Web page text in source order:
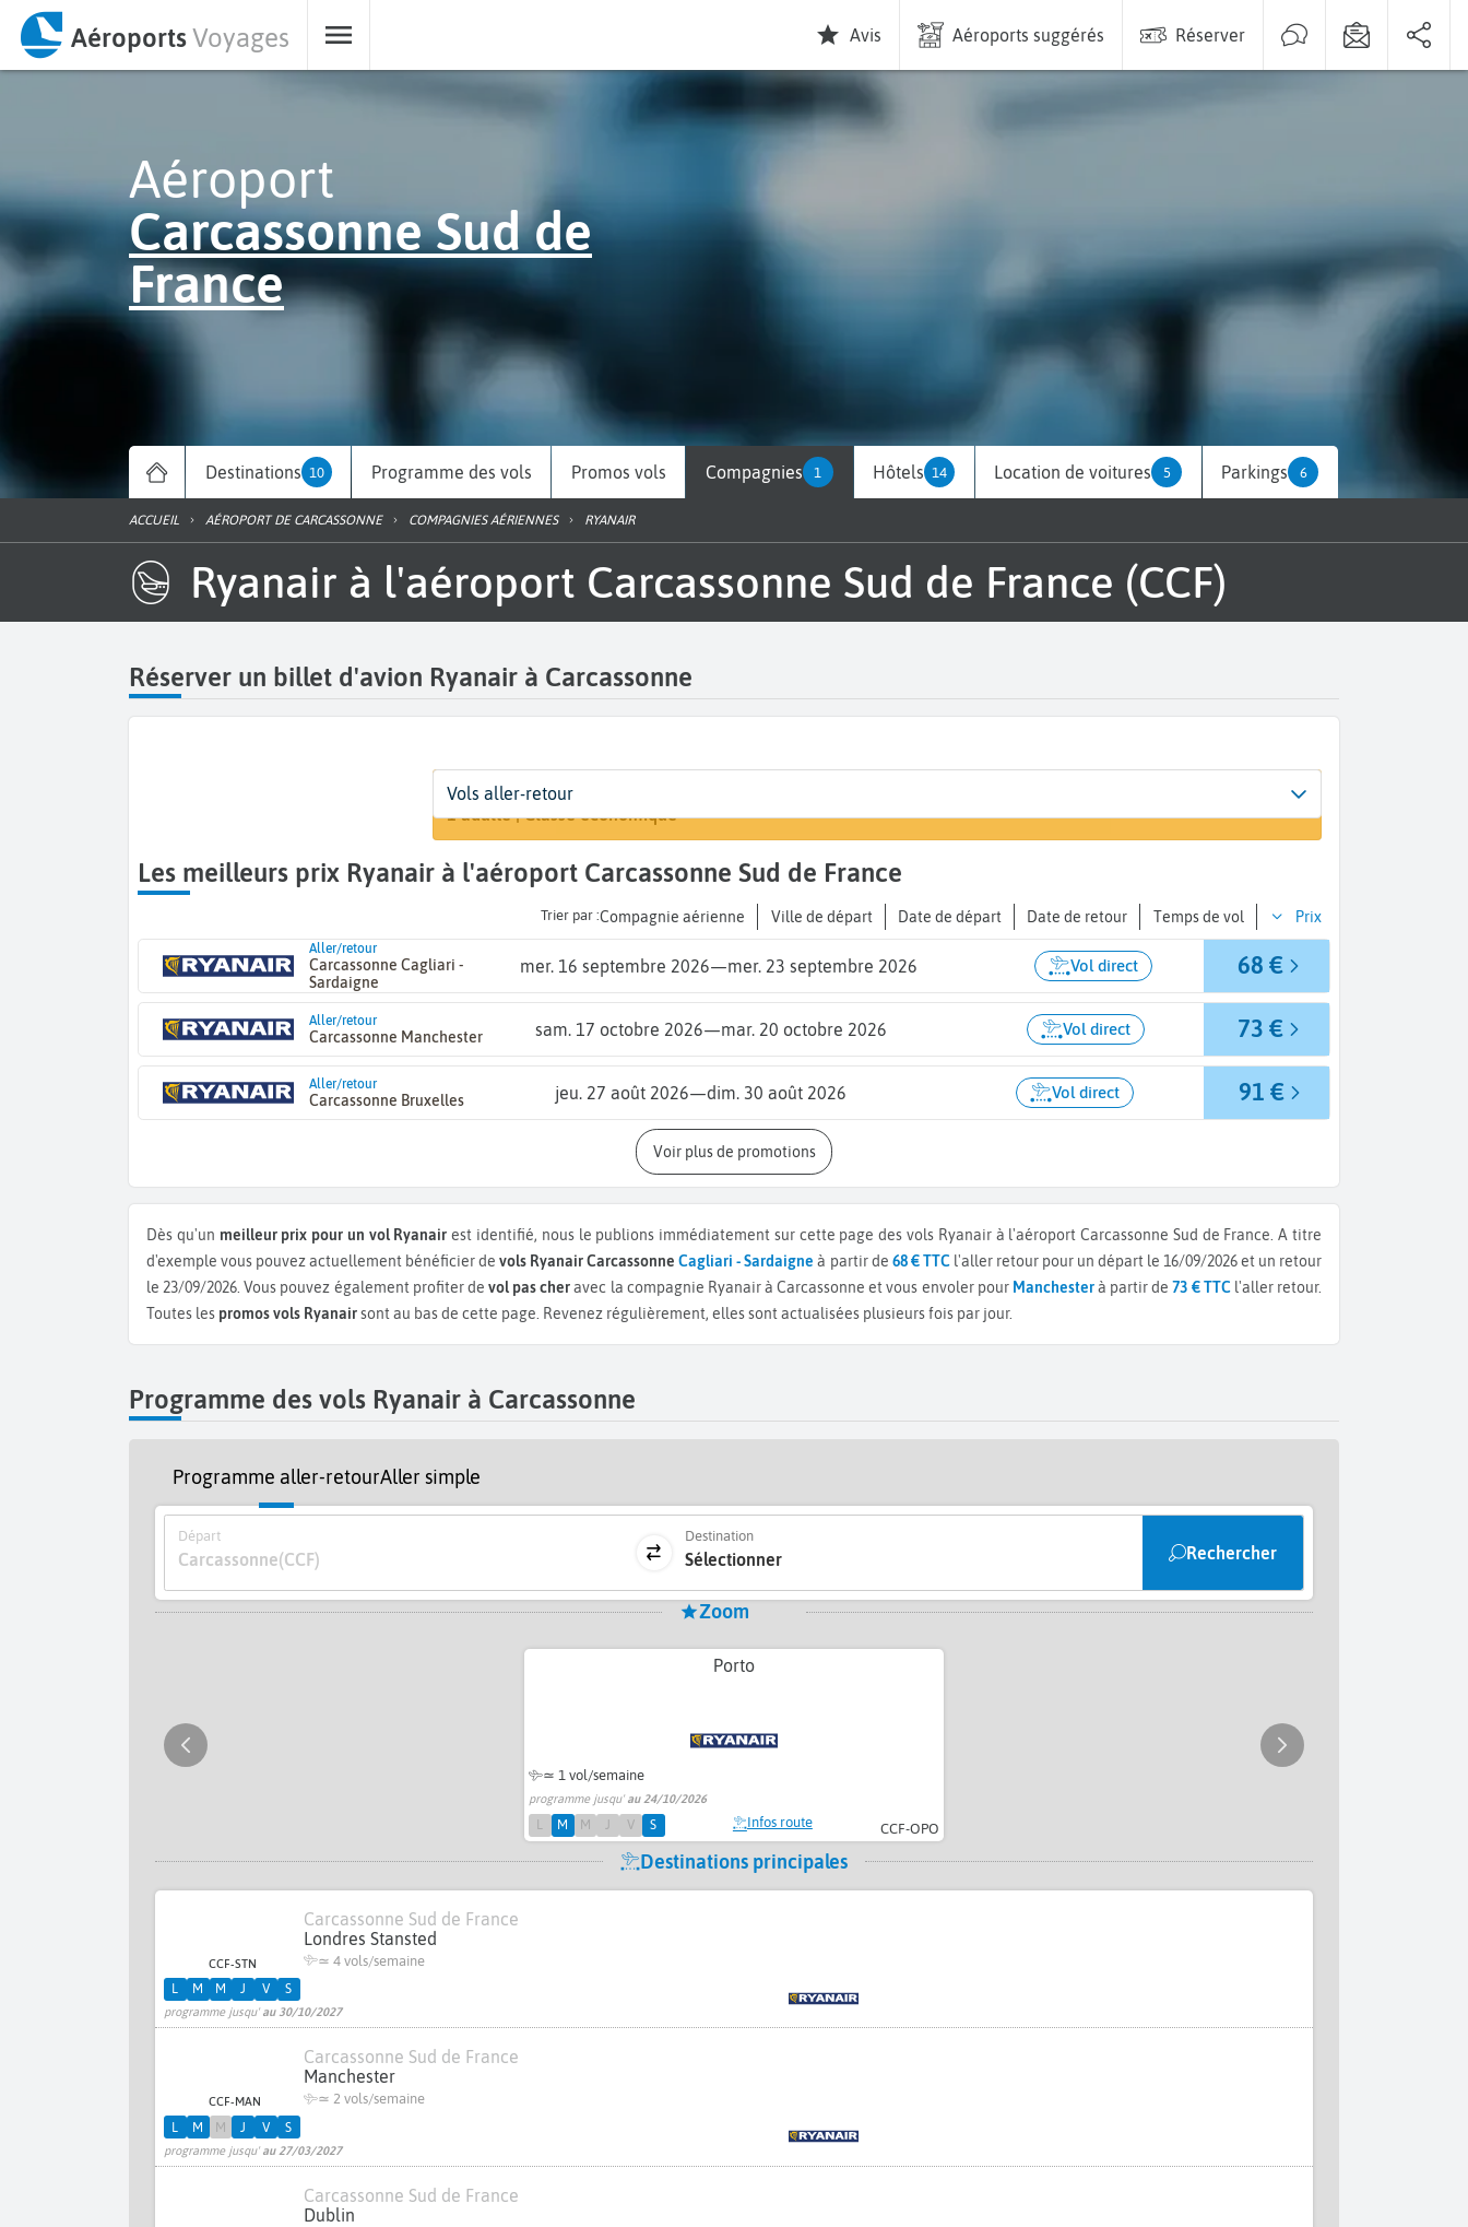
AéroportsVoyages Avis Aéroports suggérés Réserver
Aéroport
Carcassonne Sud de
France
Destinations 10 Programme des vols Promos vols Compagnies 1 Hôtels 14 Location de voitures 5 Parkings 6
ACCUEIL AÉROPORT DE CARCASSONNE COMPAGNIES AÉRIENNES RYANAIR
Ryanair à l'aéroport Carcassonne Sud de France (CCF)
Réserver un billet d'avion Ryanair à Carcassonne
Départ
Carcassonne Sud de France (CCF) A...
Dates
Dates de votre voyage
Voyageurs | Classe
1 adulte | Classe économique
Vols aller-retour
Les meilleurs prix Ryanair à l'aéroport Carcassonne Sud de France
Trier par : Compagnie aérienne Ville de départ Date de départ Date de retour Temps de vol Prix
Aller/retour
Carcassonne Cagliari -
Sardaigne
mer. 16 septembre 2026—mer. 23 septembre 2026 Vol direct 68 €
Aller/retour
Carcassonne Manchester sam. 17 octobre 2026—mar. 20 octobre 2026 Vol direct 73 €
Aller/retour
Carcassonne Bruxelles jeu. 27 août 2026—dim. 30 août 2026 Vol direct 91 €
Voir plus de promotions
Dès qu'un meilleur prix pour un vol Ryanair est identifié, nous le publions immédiatement sur cette page des vols Ryanair à l'aéroport Carcassonne Sud de France.A titre
d'exemple vous pouvez actuellement bénéficier devols Ryanair CarcassonneCagliari - Sardaigne à partir de 68 € TTC l'aller retour pour un départ le 16/09/2026 et un retour
le 23/09/2026.Vous pouvez également profiter devol pas cheravec la compagnie Ryanair à Carcassonne et vous envoler pour Manchesterà partir de73 € TTCl'aller retour.
Toutes les promos vols Ryanairsont au bas de cette page. Revenez régulièrement, elles sont actualisées plusieurs fois par jour.
Programme des vols Ryanair à Carcassonne
Programme aller-retourAller simple
Départ
Carcassonne(CCF)
Destination
Sélectionner Rechercher
Zoom
CCF-OPO
Porto
≃ 1 vol/semaine
programme jusqu'au 24/10/2026
L M M J V S Infos route
Destinations principales
CCF-STN
Carcassonne Sud de France
Londres Stansted
≃ 4 vols/semaine
programme jusqu'au 30/10/2027
L M M J V S
CCF-MAN
Carcassonne Sud de France
Manchester
≃ 2 vols/semaine
programme jusqu'au 27/03/2027
L M M J V S
Carcassonne Sud de France
Dublin